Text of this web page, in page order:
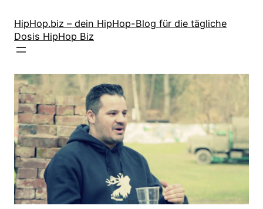
Inhalt
springen
HipHop.biz – dein HipHop-Blog für die tägliche
Dosis HipHop Biz